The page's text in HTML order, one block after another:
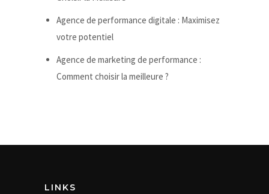
Agence de performance digitale : Maximisez
votre potentiel
Agence de marketing de performance :
Comment choisir la meilleure ?
LINKS